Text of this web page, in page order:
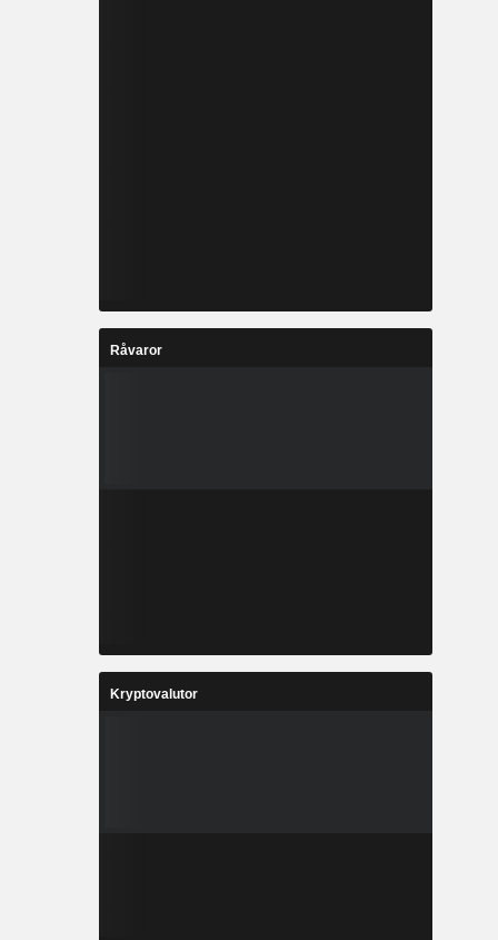
Råvaror
Kryptovalutor